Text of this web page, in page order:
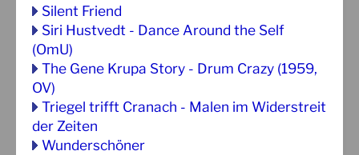
Silent Friend
Siri Hustvedt - Dance Around the Self
(OmU)
The Gene Krupa Story - Drum Crazy (1959,
OV)
Triegel trifft Cranach - Malen im Widerstreit
der Zeiten
Wunderschöner